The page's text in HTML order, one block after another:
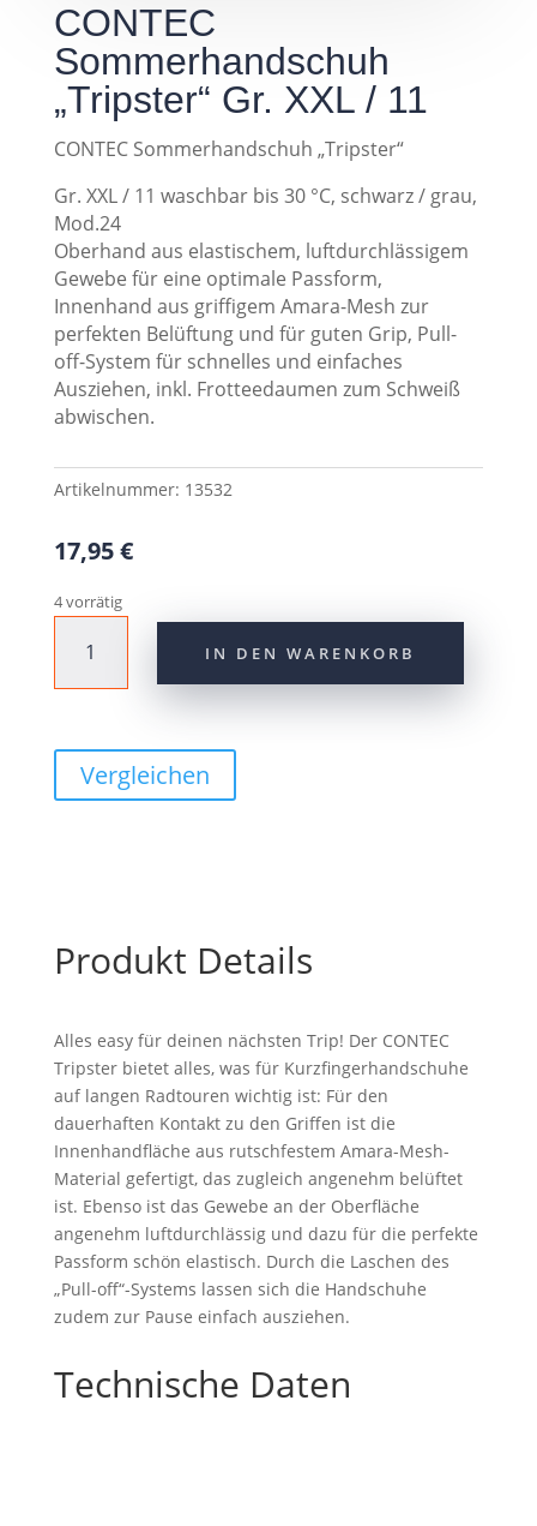
CONTEC
Sommerhandschuh
„Tripster“ Gr. XXL / 11
CONTEC Sommerhandschuh „Tripster“
Gr. XXL / 11 waschbar bis 30 °C, schwarz / grau,
Mod.24
Oberhand aus elastischem, luftdurchlässigem
Gewebe für eine optimale Passform,
Innenhand aus griffigem Amara-Mesh zur
perfekten Belüftung und für guten Grip, Pull-
off-System für schnelles und einfaches
Ausziehen, inkl. Frotteedaumen zum Schweiß
abwischen.
Artikelnummer: 13532
17,95€
4 vorrätig
Sommerhandschuh
"Tripster"
11
IN DEN WARENKORB
Vergleichen
Produkt Details
Alles easy für deinen nächsten Trip! Der CONTEC
Tripster bietet alles, was für Kurzfingerhandschuhe
auf langen Radtouren wichtig ist: Für den
dauerhaften Kontakt zu den Griffen ist die
Innenhandfläche aus rutschfestem Amara-Mesh-
Material gefertigt, das zugleich angenehm belüftet
ist. Ebenso ist das Gewebe an der Oberfläche
angenehm luftdurchlässig und dazu für die perfekte
Passform schön elastisch. Durch die Laschen des
„Pull-off“-Systems lassen sich die Handschuhe
zudem zur Pause einfach ausziehen.
Technische Daten